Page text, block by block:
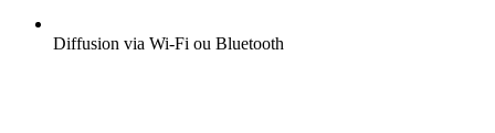
Diffusion via Wi-Fi ou Bluetooth